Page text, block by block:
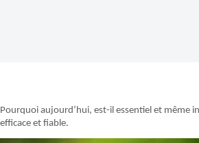
Pourquoi aujourd’hui, est-il essentiel et même
efficace et fiable.